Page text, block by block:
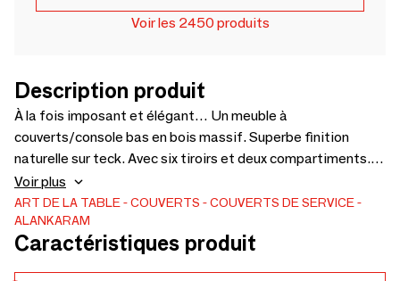
Voir les 2450 produits
Description produit
À la fois imposant et élégant… Un meuble à
couverts/console bas en bois massif. Superbe finition
naturelle sur teck. Avec six tiroirs et deux compartiments.
Tiroirs à fermeture amortie. Charnières invisibles pour les
compartiments – 2750 x 545 x 800
Voir plus
ART DE LA TABLE COUVERTS
COUVERTS DE SERVICE
ALANKARAM
Caractéristiques produit